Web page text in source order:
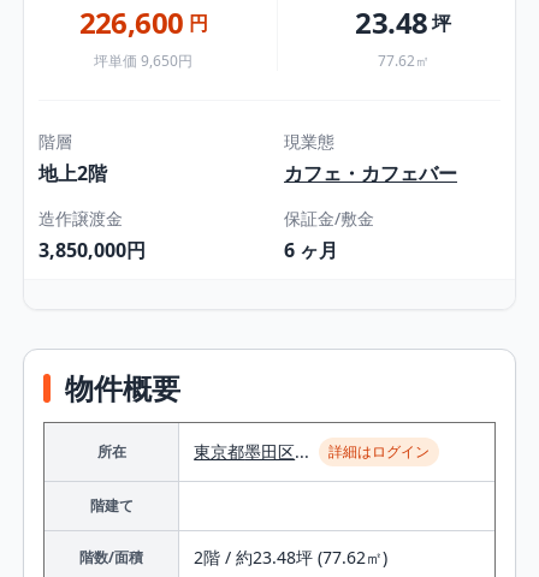
226,600 円
坪単価 9,650円
23.48坪
77.62㎡
階層
地上2階
現業態
カフェ・カフェバー
造作譲渡金
3,850,000円
保証金/敷金
6 ヶ月
物件概要
所在 東京都墨田区... 詳細はログイン
階建て
階数/面積 2階 / 約23.48坪 (77.62㎡)